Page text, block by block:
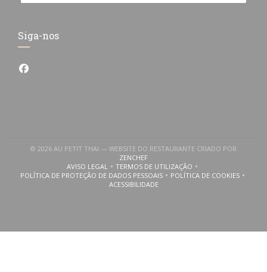
Siga-nos
Facebook ((abre numa nova janela))
© 2026 AU PETIT THAI — WEBSITE DO RESTAURANTE CRIADO POR
ZENCHEF((ABRE NUMA NOVA JANELA))
AVISO LEGAL((ABRE NUMA NOVA JANELA))
TERMOS DE UTILIZAÇÃO((ABRE NUMA NOVA JANELA))
POLÍTICA DE PROTEÇÃO DE DADOS PESSOAIS
((ABRE NUMA NOVA JANELA))POLÍTICA DE COOKIES
((ABRE NUMA
ACESSIBILIDADE((ABRE NUMA NOVA JANELA))